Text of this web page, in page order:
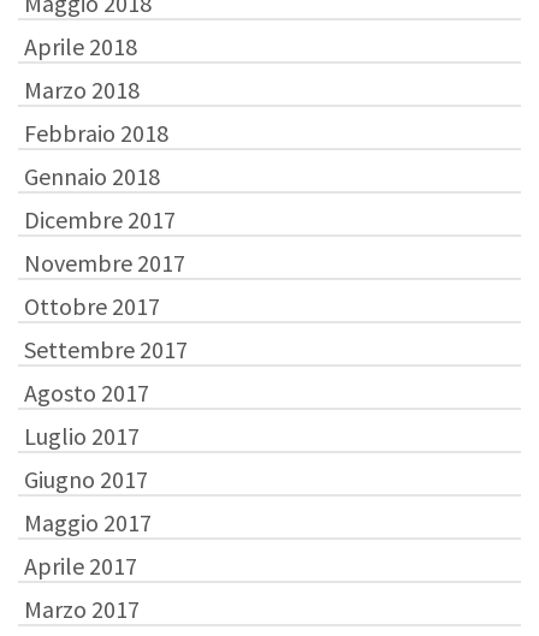
Aprile 2018
Marzo 2018
Febbraio 2018
Gennaio 2018
Dicembre 2017
Novembre 2017
Ottobre 2017
Settembre 2017
Agosto 2017
Luglio 2017
Giugno 2017
Maggio 2017
Aprile 2017
Marzo 2017